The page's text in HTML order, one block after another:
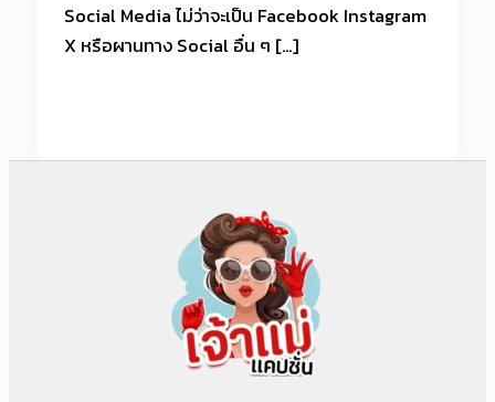
Social Media ไม่ว่าจะเป็น Facebook Instagram
X หรือผานทาง Social อื่น ๆ […]